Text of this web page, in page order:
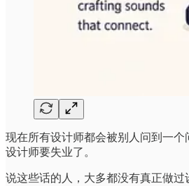
现在所有设计师都会被别人问到一个
设计师要失业了。
说这些话的人，大多都没有真正做